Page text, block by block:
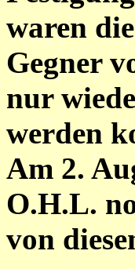
waren
Gegner
nur
werden
Am 2.
O.H.L.
von